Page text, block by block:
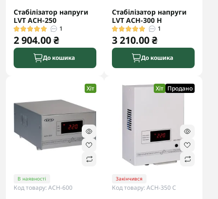
Стабілізатор напруги
LVT АCH-250
1
2 904.00 ₴
До кошика
Стабілізатор напруги
LVT АСН-300 Н
1
3 210.00 ₴
До кошика
Хіт
В наявності
Код товару: АCH-600
Хіт Продано
Закінчився
Код товару: АСН-350 С